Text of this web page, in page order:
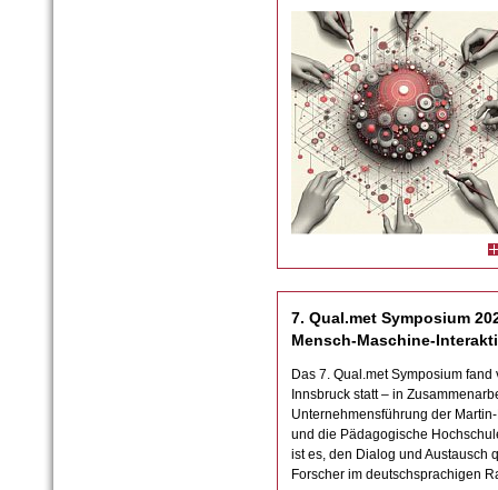
7. Qual.met Symposium
Mensch-Maschine-
Das 7. Qual.met Symposium
Innsbruck statt – in
Unternehmensführung der
und die Pädagogische
ist es, den Dialog und Austausch
Forscher im deutschsprachigen